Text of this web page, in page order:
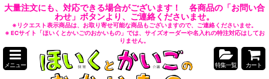
大量注文にも、対応できる場合がございます！ 各商品の「お問い合
わせ」ボタンより、ご連絡くださいませ。
※リクエスト表示商品は、お取り寄せ可能な商品もございますので、ご連絡くださいませ。
※ ECサイト「ほいくとかいごのおかいもの」では、サイズオーダーや名入れの特注対応はしてお
りません。
メニュー 特集一覧 カート